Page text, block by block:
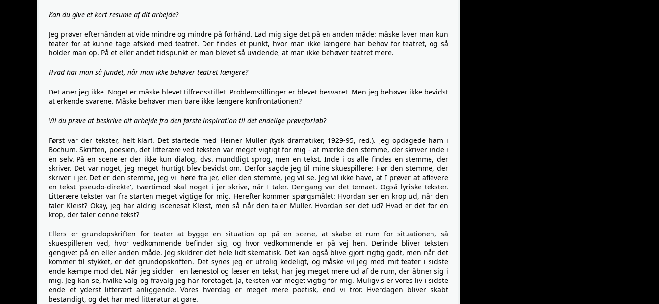
Kan du give et kort resume af dit arbejde?
Jeg prøver efterhånden at vide mindre og mindre på forhånd. Lad mig sige det på en anden måde: måske laver man kun
teater for at kunne tage afsked med teatret. Der findes et punkt, hvor man ikke længere har behov for teatret, og så
holder man op. På et eller andet tidspunkt er man blevet så uvidende, at man ikke behøver teatret mere.
Hvad har man så fundet, når man ikke behøver teatret længere?
Det aner jeg ikke. Noget er måske blevet tilfredsstillet. Problemstillinger er blevet besvaret. Men jeg behøver ikke bevidst
at erkende svarene. Måske behøver man bare ikke længere konfrontationen?
Vil du prøve at beskrive dit arbejde fra den første inspiration til det endelige prøveforløb?
Først var der tekster, helt klart. Det startede med Heiner Müller (tysk dramatiker, 1929-95, red.). Jeg opdagede ham i
Bochum. Skriften, poesien, det litterære ved teksten var meget vigtigt for mig - at mærke den stemme, der skriver inde i
én selv. På en scene er der ikke kun dialog, dvs. mundtligt sprog, men en tekst. Inde i os alle findes en stemme, der
skriver. Det var noget, jeg meget hurtigt blev bevidst om. Derfor sagde jeg til mine skuespillere: Hør den stemme, der
skriver i jer. Det er den stemme, jeg vil høre fra jer, eller den stemme, jeg vil se. Jeg vil ikke have, at I prøver at aflevere
en tekst 'pseudo-direkte', tværtimod skal noget i jer skrive, når I taler. Dengang var det temaet. Også lyriske tekster.
Litterære tekster var fra starten meget vigtige for mig. Herefter kommer spørgsmålet: Hvordan ser en krop ud, når den
taler Kleist? Okay, jeg har aldrig iscenesat Kleist, men så når den taler Müller. Hvordan ser det ud? Hvad er det for en
krop, der taler denne tekst?
Ellers er grundopskriften for teater at bygge en situation op på en scene, at skabe et rum for situationen, så
skuespilleren ved, hvor vedkommende befinder sig, og hvor vedkommende er på vej hen. Derinde bliver teksten
gengivet på en eller anden måde. Jeg skildrer det hele lidt skematisk. Det kan også blive gjort rigtig godt, men når det
kommer til stykket, er det grundopskriften. Det synes jeg er utrolig kedeligt, og måske vil jeg med mit teater i sidste
ende kæmpe mod det. Når jeg sidder i en lænestol og læser en tekst, har jeg meget mere ud af de rum, der åbner sig i
mig. Jeg kan se, hvilke valg og fravalg jeg har foretaget. Ja, teksten var meget vigtig for mig. Muligvis er vores liv i sidste
ende et yderst litterært anliggende. Vores hverdag er meget mere poetisk, end vi tror. Hverdagen bliver skabt
bestandigt, og det har med litteratur at gøre.